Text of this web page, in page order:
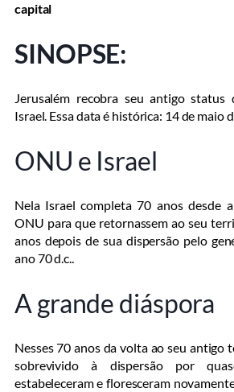
capital
SINOPSE:
Jerusalém recobra seu antigo
Israel. Essa data é histórica: 14 de maio
ONU e Israel
Nela Israel completa 70 anos desde
ONU para que retornassem ao seu
anos depois de sua dispersão pelo
ano 70 d.c..
A grande diáspora
Nesses 70 anos da volta ao seu antigo
sobrevivido à dispersão por
estabeleceram e floresceram